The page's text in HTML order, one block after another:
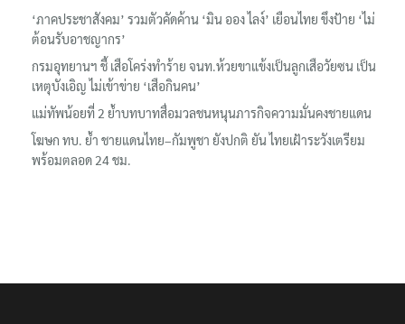
‘ภาคประชาสังคม’ รวมตัวคัดค้าน ‘มิน ออง ไลง์’ เยือนไทย ขึงป้าย ‘ไม่
ต้อนรับอาชญากร’
กรมอุทยานฯ ชี้ เสือโคร่งทำร้าย จนท.ห้วยขาแข้งเป็นลูกเสือวัยซน เป็น
เหตุบังเอิญ ไม่เข้าข่าย ‘เสือกินคน’
แม่ทัพน้อยที่ 2 ย้ำบทบาทสื่อมวลชนหนุนภารกิจความมั่นคงชายแดน
โฆษก ทบ. ย้ำ ชายแดนไทย–กัมพูชา ยังปกติ ยัน ไทยเฝ้าระวังเตรียม
พร้อมตลอด 24 ชม.